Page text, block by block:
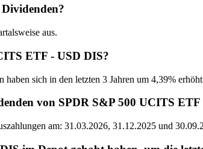
aus.
ETF - USD DIS?
sich in den letzten 3 Jahren um 4,39%
von SPDR S&P 500 UCITS ETF
am: 31.03.2026, 31.12.2025 und